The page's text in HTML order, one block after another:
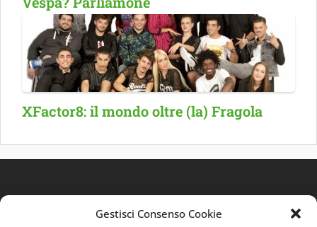
Gestisci Consenso Cookie
XFactor8: il mondo oltre (la) Fragola